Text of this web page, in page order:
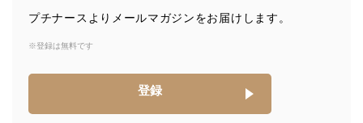
当社は、個人情報の取得・利用・提供に際して、その利
達成に必要な範囲内で適法かつ公正な手段によって取
個人情報は、同意を得ずに目的外利用、第三者への提
供・開示は行いません。当社においてはこれらの取り組
プチナースよりメールマガジンをお届けします。
※登録は無料です
登録